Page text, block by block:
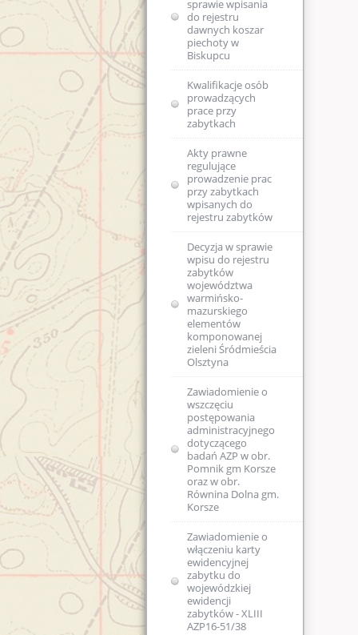
zm.)
sprawie wpisania
do rejestru
dawnych koszar
piechoty w
Biskupcu
Kwalifikacje osób
prowadzących
prace przy
zabytkach
Akty prawne
regulujące
prowadzenie prac
przy zabytkach
wpisanych do
rejestru zabytków
Decyzja w sprawie
wpisu do rejestru
zabytków
województwa
warmińsko-
mazurskiego
elementów
komponowanej
zieleni Śródmieścia
Olsztyna
Zawiadomienie o
wszczęciu
postępowania
administracyjnego
dotyczącego
badań AZP w obr.
Pomnik gm Korsze
oraz w obr.
Równina Dolna gm.
Korsze
Zawiadomienie o
włączeniu karty
ewidencyjnej
zabytku do
wojewódzkiej
ewidencji
zabytków - XLIII
AZP16-51/38